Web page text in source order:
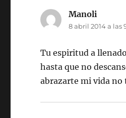
Manoli
8 abril 2014 a las
Tu espiritud a
hasta que no
abrazarte mi vida no